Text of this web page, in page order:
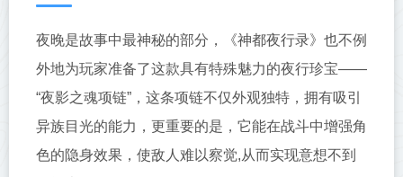
夜晚是故事中最神秘的部分，《神都夜行录》也不例
外地为玩家准备了这款具有特殊魅力的夜行珍宝——
“夜影之魂项链”，这条项链不仅外观独特，拥有吸引
异族目光的能力，更重要的是，它能在战斗中增强角
色的隐身效果，使敌人难以察觉,从而实现意想不到